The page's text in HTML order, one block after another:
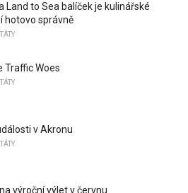
Land to Sea balíček je kulinářské
hotovo správně
Traffic Woes
v Akronu
výroční výlet v červnu